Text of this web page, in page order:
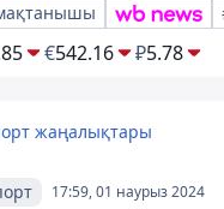
€542.16 ₽5.78
жаңалықтары
17:59, 01 наурыз 2024